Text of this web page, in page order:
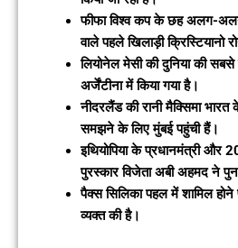
फीफा विश्व कप के छह अलग-
वाले पहले खिलाड़ी क्रिस्टियानो
लियोनेल मेसी की दुनिया की
अर्जेंटीना में किया गया है।
नीदरलैंड की रानी मैक्सिमा
समझने के लिए मुंबई पहुंची हैं।
इथियोपिया के प्रधानमंत्री और
पुरस्कार विजेता अबी अहमद ने
पैक्स सिलिका पहल में शामिल
व्यक्त की है।